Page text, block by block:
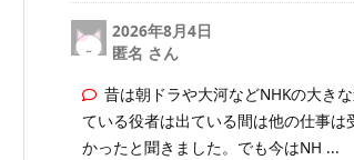
2026年8月4日
匿名 さん
昔は朝ドラや大河などNHKの大き
ている役者は出ている間は他の仕事は
かったと聞きました。でも今はNH ...